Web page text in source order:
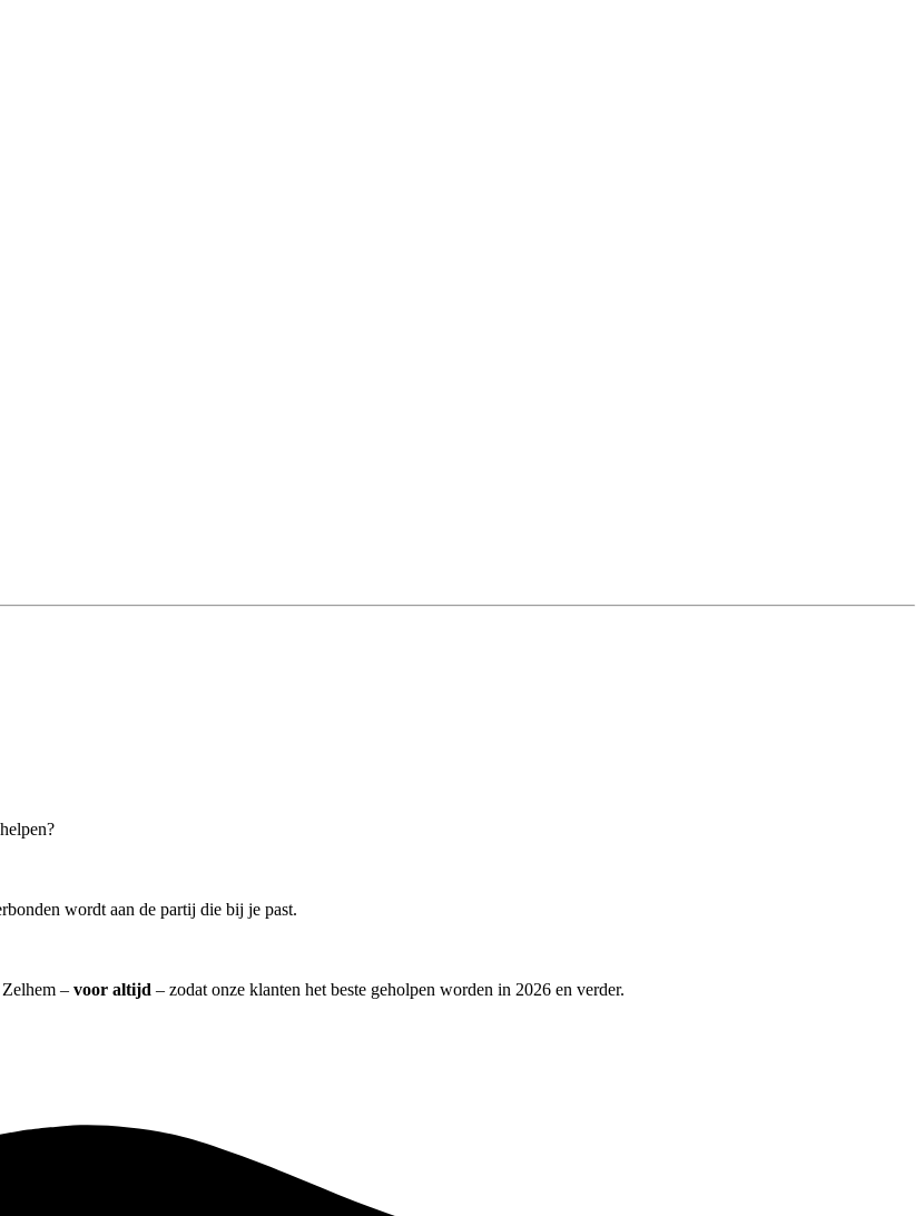
wordt aan de partij die bij je past.
– voor altijd – zodat onze klanten het beste geholpen worden in 2026 en verder.